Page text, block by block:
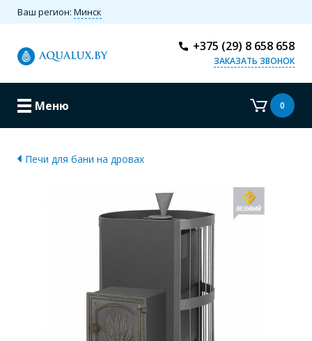
Ваш регион: Минск
+375 (29) 8 658 658
ЗАКАЗАТЬ ЗВОНОК
Меню 0
Печи для бани на дровах